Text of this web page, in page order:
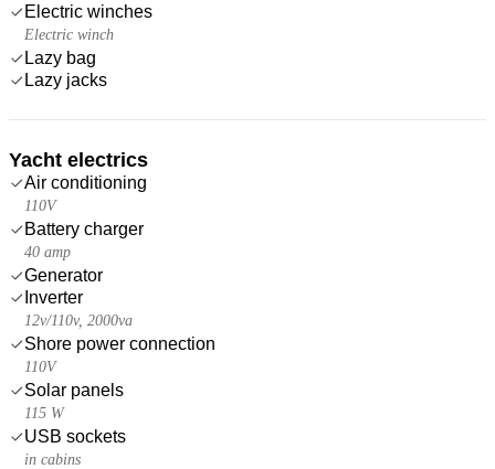
Electric winches
Electric winch
Lazy bag
Lazy jacks
Yacht electrics
Air conditioning
110V
Battery charger
40 amp
Generator
Inverter
12v/110v, 2000va
Shore power connection
110V
Solar panels
115 W
USB sockets
in cabins